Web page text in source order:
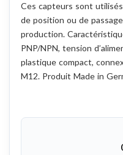
Ces capteurs sont
de position ou de
production.
PNP/NPN, tension
plastique compact,
M12. Produit Made in